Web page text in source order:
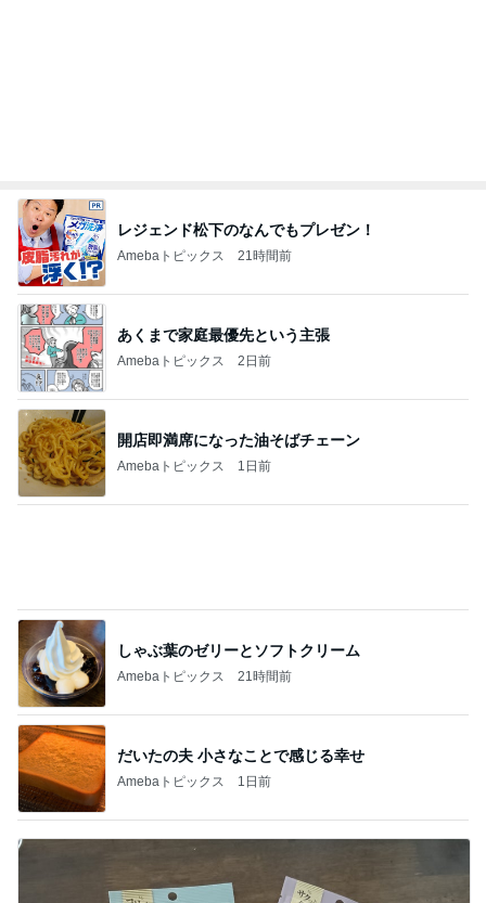
レジェンド松下のなんでもプレゼン！
Amebaトピックス 21時間前
あくまで家庭最優先という主張
Amebaトピックス 2日前
開店即満席になった油そばチェーン
Amebaトピックス 1日前
しゃぶ葉のゼリーとソフトクリーム
Amebaトピックス 21時間前
だいたの夫 小さなことで感じる幸せ
Amebaトピックス 1日前